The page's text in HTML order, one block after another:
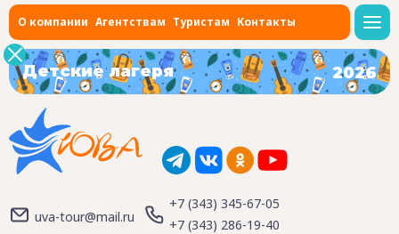
О компании Агентствам Туристам Контакты
Детские лагеря 2026
uva-tour@mail.ru
+7 (343) 345-67-05
+7 (343) 286-19-40